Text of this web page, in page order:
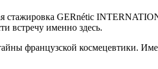
стажировка GERnétic
встречу именно здесь.
французской космецевтики.